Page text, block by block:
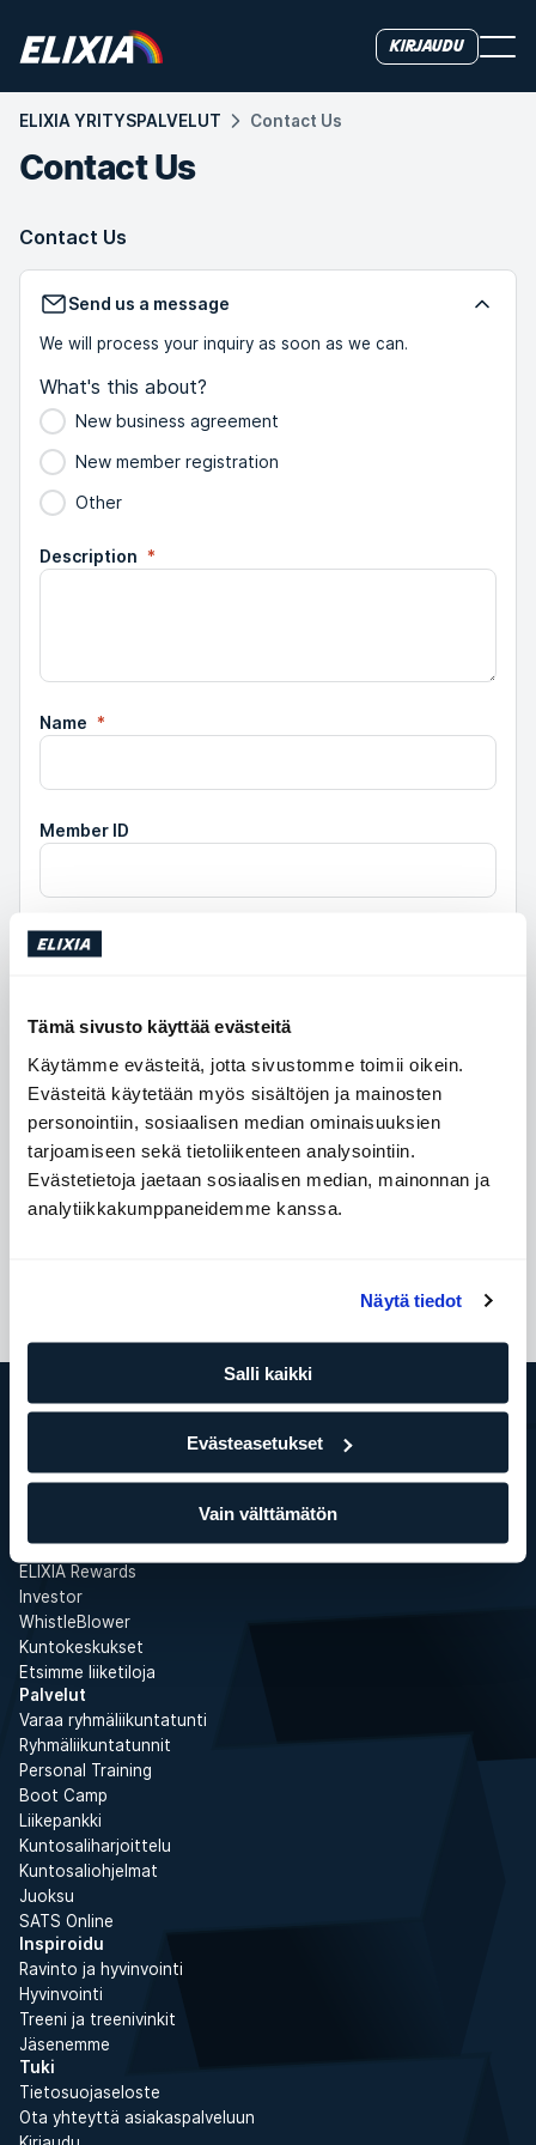
Tämä sivusto käyttää evästeitä
Käytämme evästeitä, jotta sivustomme toimii oikein.
Evästeitä käytetään myös sisältöjen ja mainosten
personointiin, sosiaalisen median ominaisuuksien
tarjoamiseen sekä tietoliikenteen analysointiin.
Evästetietoja jaetaan sosiaalisen median, mainonnan ja
analytiikkakumppaneidemme kanssa.
Näytä tiedot
Salli kaikki
Evästeasetukset
Vain välttämätön
Kirjaudu
ELIXIA YRITYSPALVELUT Contact Us
Contact Us
Contact Us
Send us a message
We will process your inquiry as soon as we can.
What's this about?
New business agreement
New member registration
Other
Description *
Name *
Member ID
Phone
Files
Upload
Tämä on SATS Group
Media
ELIXIA Rewards
Investor
WhistleBlower
Kuntokeskukset
Etsimme liiketiloja
Palvelut
Varaa ryhmäliikuntatunti
Ryhmäliikuntatunnit
Personal Training
Boot Camp
Liikepankki
Kuntosaliharjoittelu
Kuntosaliohjelmat
Juoksu
SATS Online
Inspiroidu
Ravinto ja hyvinvointi
Hyvinvointi
Treeni ja treenivinkit
Jäsenemme
Tuki
Tietosuojaseloste
Ota yhteyttä asiakaspalveluun